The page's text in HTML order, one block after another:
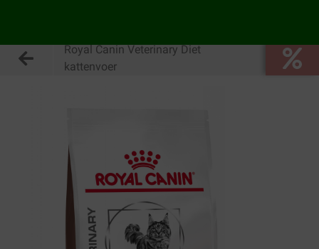
Royal Canin Veterinary Diet
kattenvoer